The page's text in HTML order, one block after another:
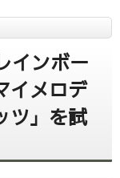
インボー
イメロデ
ツ」を試